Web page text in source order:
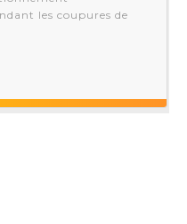
les coupures de